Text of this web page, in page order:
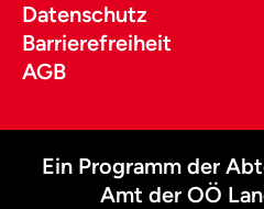
Datenschutz
Barrierefreiheit
AGB
Ein Programm der
Amt der OÖ